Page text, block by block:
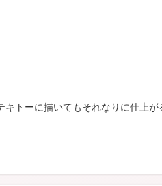
トーに描いてもそれなりに仕上が